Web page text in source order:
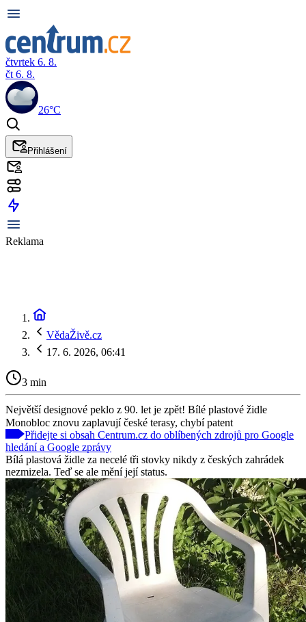
čtvrtek 6. 8.
čt 6. 8.
26°C
Přihlášení
Reklama
VědaŽivě.cz
17. 6. 2026, 06:41
3 min
Největší designové peklo z 90. let je zpět! Bílé plastové židle
Monobloc znovu zaplavují české terasy, chybí patent
Přidejte si obsah Centrum.cz do oblíbených zdrojů pro Google
hledání a Google zprávy
Bílá plastová židle za necelé tři stovky nikdy z českých zahrádek
nezmizela. Teď se ale mění její status.